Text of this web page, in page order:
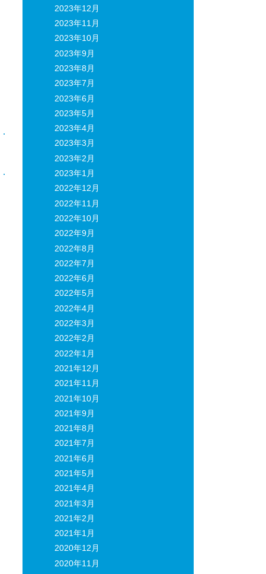
2023年12月
2023年11月
2023年10月
2023年9月
2023年8月
2023年7月
2023年6月
2023年5月
2023年4月
2023年3月
2023年2月
2023年1月
2022年12月
2022年11月
2022年10月
2022年9月
2022年8月
2022年7月
2022年6月
2022年5月
2022年4月
2022年3月
2022年2月
2022年1月
2021年12月
2021年11月
2021年10月
2021年9月
2021年8月
2021年7月
2021年6月
2021年5月
2021年4月
2021年3月
2021年2月
2021年1月
2020年12月
2020年11月